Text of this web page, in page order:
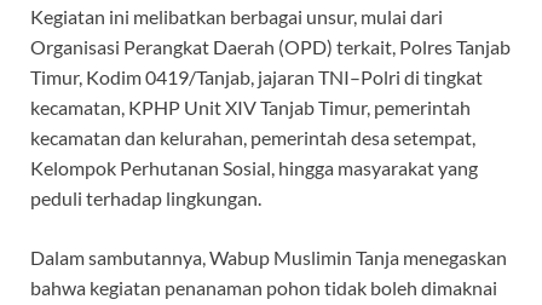
Kegiatan ini melibatkan berbagai unsur, mulai dari
Organisasi Perangkat Daerah (OPD) terkait, Polres Tanjab
Timur, Kodim 0419/Tanjab, jajaran TNI–Polri di tingkat
kecamatan, KPHP Unit XIV Tanjab Timur, pemerintah
kecamatan dan kelurahan, pemerintah desa setempat,
Kelompok Perhutanan Sosial, hingga masyarakat yang
peduli terhadap lingkungan.
Dalam sambutannya, Wabup Muslimin Tanja menegaskan
bahwa kegiatan penanaman pohon tidak boleh dimaknai